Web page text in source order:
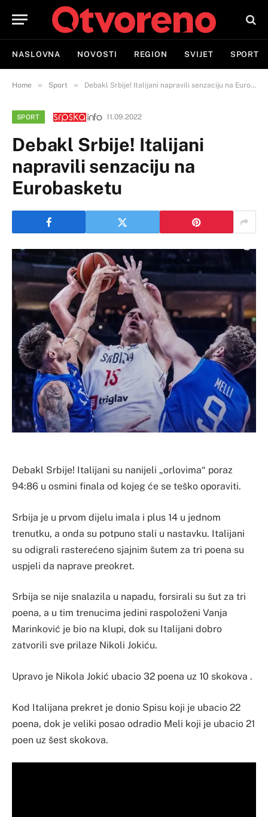
NASLOVNA NOVOSTI REGION SVIJET SPORT
Home » Sport » Debakl Srbije! Italijani napravili senzaciju na Eurobasketu
SPORT 11.09.2022
Debakl Srbije! Italijani
napravili senzaciju na
Eurobasketu
Debakl Srbije! Italijani su nanijeli „orlovima“ poraz
94:86 u osmini finala od kojeg će se teško oporaviti.
Srbija je u prvom dijelu imala i plus 14 u jednom
trenutku, a onda su potpuno stali u nastavku. Italijani
su odigrali rasterećeno sjajnim šutem za tri poena su
uspjeli da naprave preokret.
Srbija se nije snalazila u napadu, forsirali su šut za tri
poena, a u tim trenucima jedini raspoloženi Vanja
Marinković je bio na klupi, dok su Italijani dobro
zatvorili sve prilaze Nikoli Jokiću.
Upravo je Nikola Jokić ubacio 32 poena uz 10 skokova .
Kod Italijana prekret je donio Spisu koji je ubacio 22
poena, dok je veliki posao odradio Meli koji je ubacio 21
poen uz šest skokova.